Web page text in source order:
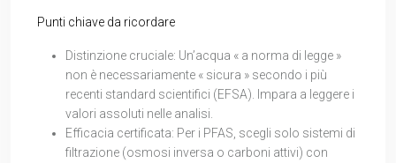
Punti chiave da ricordare
Distinzione cruciale: Un’acqua « a norma di legge »
non è necessariamente « sicura » secondo i più
recenti standard scientifici (EFSA). Impara a leggere i
valori assoluti nelle analisi.
Efficacia certificata: Per i PFAS, scegli solo sistemi di
filtrazione (osmosi inversa o carboni attivi) con